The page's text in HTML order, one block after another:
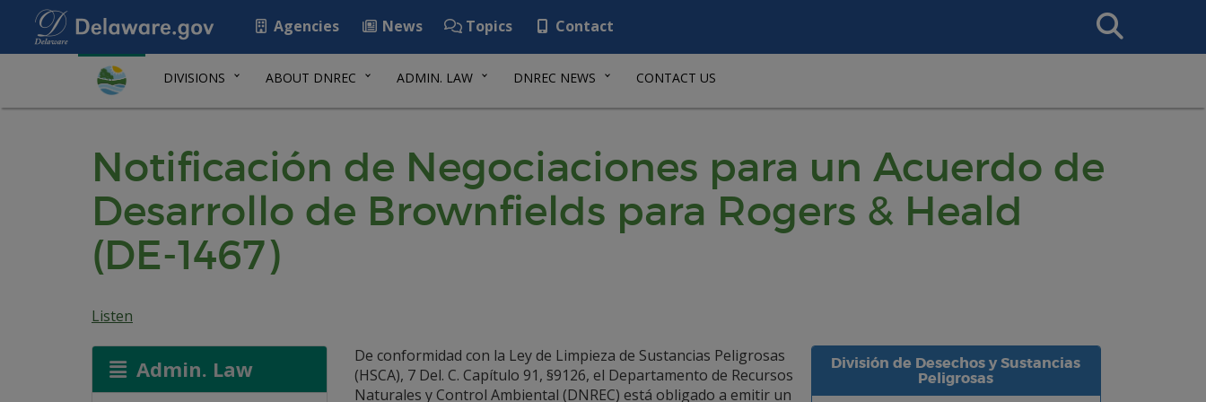
Agencies News Topics Contact
Search
This
DIVISIONS ABOUT DNREC ADMIN. LAW DNREC NEWS CONTACT US
Notificación de Negociaciones para un Acuerdo de
Desarrollo de Brownfields para Rogers & Heald
(DE-1467)
Listen
Admin. Law
División de Desechos y Sustancias
Peligrosas
De conformidad con la Ley de Limpieza de Sustancias Peligrosas
(HSCA), 7 Del. C. Capítulo 91, §9126, el Departamento de Recursos
Naturales y Control Ambiental (DNREC) está obligado a emitir un